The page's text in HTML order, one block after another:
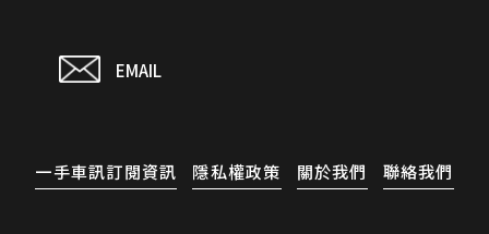
EMAIL
一手車訊訂閱資訊 隱私權政策 關於我們 聯絡我們